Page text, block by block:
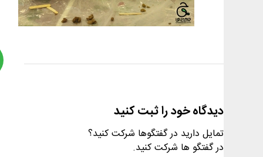
دیدگاه خود را ثبت کنید
تمایل دارید در گفتگوها شرکت کنید؟
در گفتگو ها شرکت کنید.